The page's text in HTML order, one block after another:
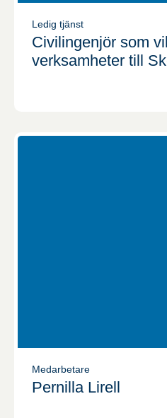
Ledig tjänst
Civilingenjör som
verksamheter till
Medarbetare
Pernilla Lirell